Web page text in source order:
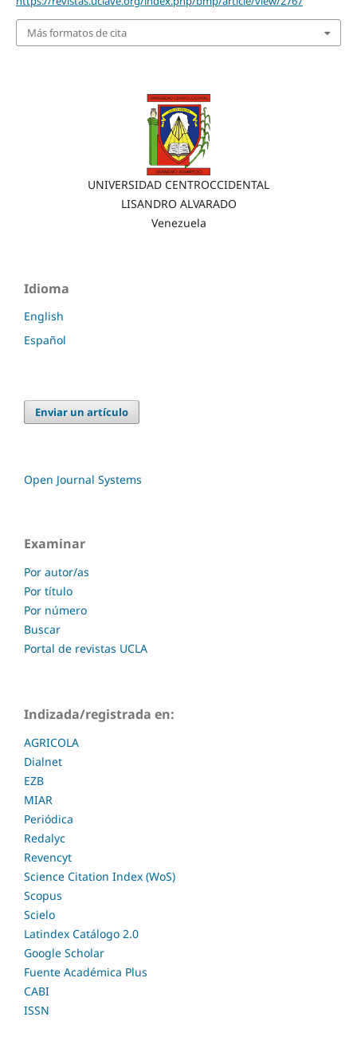
Más formatos de cita
UNIVERSIDAD CENTROCCIDENTAL
LISANDRO ALVARADO
Venezuela
Idioma
English
Español
Enviar un artículo
Open Journal Systems
Examinar
Por autor/as
Por título
Por número
Buscar
Portal de revistas UCLA
Indizada/registrada en:
AGRICOLA
Dialnet
EZB
MIAR
Periódica
Redalyc
Revencyt
Science Citation Index (WoS)
Scopus
Scielo
Latindex Catálogo 2.0
Google Scholar
Fuente Académica Plus
CABI
ISSN